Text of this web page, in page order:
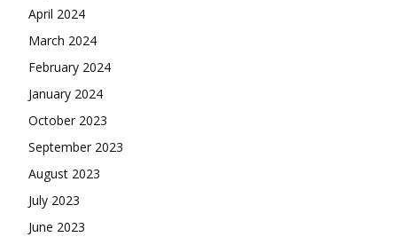
April 2024
March 2024
February 2024
January 2024
October 2023
September 2023
August 2023
July 2023
June 2023